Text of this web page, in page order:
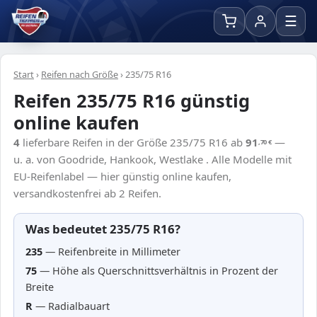
☰
Start› Reifen nach Größe›235/75 R16
Reifen 235/75 R16 günstig
online kaufen
4 lieferbare Reifen in der Größe 235/75 R16 ab 91,70€ —
u. a. von Goodride, Hankook, Westlake . Alle Modelle mit
EU-Reifenlabel — hier günstig online kaufen,
versandkostenfrei ab 2 Reifen.
Was bedeutet 235/75 R16?
235 — Reifenbreite in Millimeter
75 — Höhe als Querschnittsverhältnis in Prozent der
Breite
R — Radialbauart